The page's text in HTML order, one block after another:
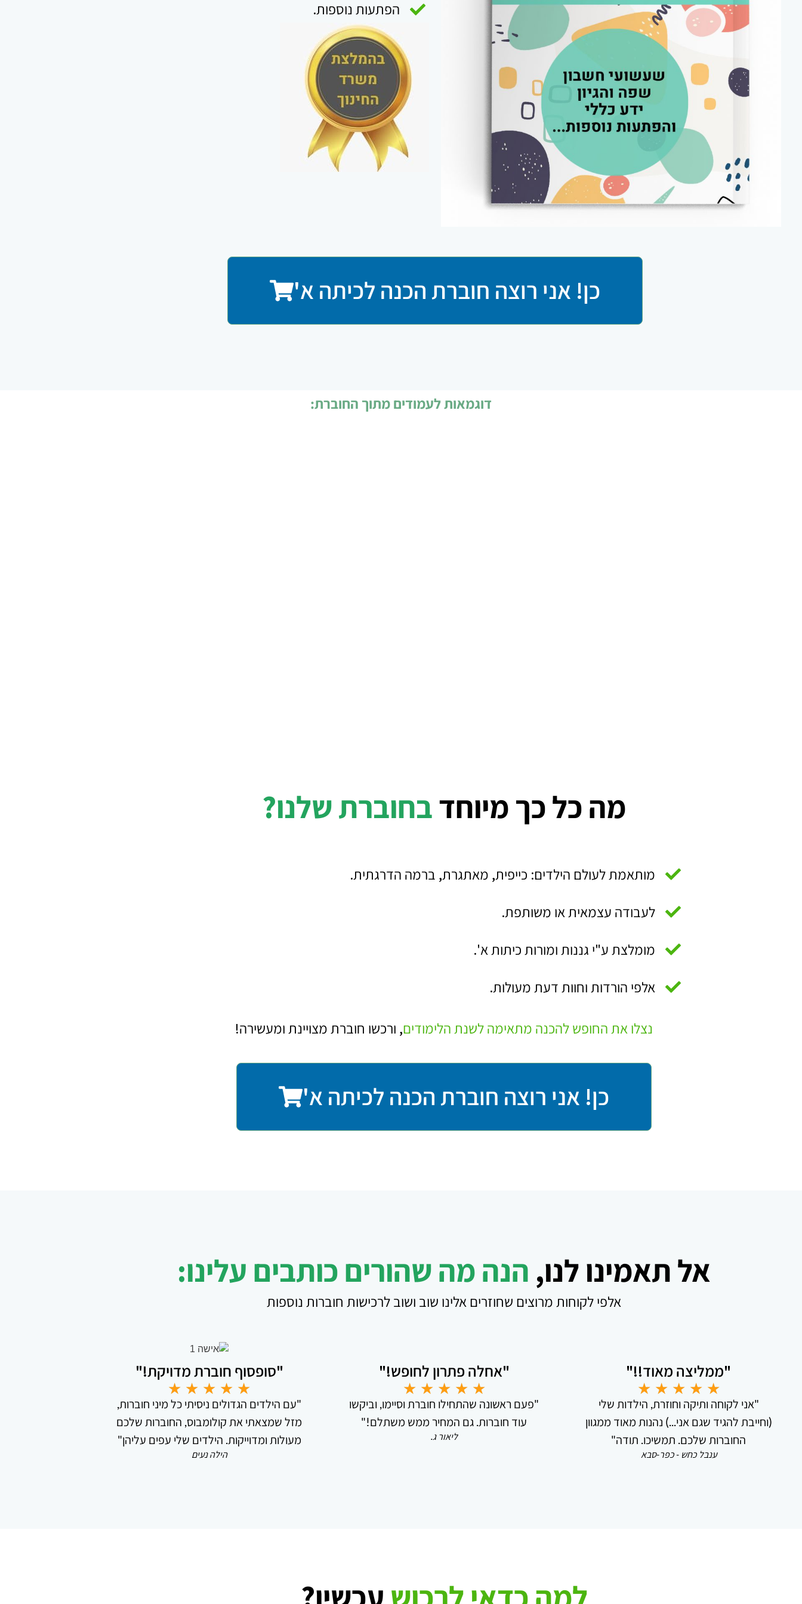
הפתעות נוספות.
כן! אני רוצה חוברת הכנה לכיתה א'
דוגמאות לעמודים מתוך החוברת:
מה כל כך מיוחדבחוברת שלנו?
מותאמת לעולם הילדים: כייפית, מאתגרת, ברמה הדרגתית.
לעבודה עצמאית או משותפת.
מומלצת ע"י גננות ומורות כיתות א'.
אלפי הורדות וחוות דעת מעולות.
נצלו את החופש להכנה מתאימה לשנת הלימודים, ורכשו חוברת מצויינת ומעשירה!
כן! אני רוצה חוברת הכנה לכיתה א'
אל תאמינו לנו, הנה מה שהורים כותבים עלינו:
אלפי לקוחות מרוצים שחוזרים אלינו שוב ושוב לרכישות חוברות נוספות
"ממליצה מאוד!!"
★
★
★
★
★
"אני לקוחה ותיקה וחוזרת, הילדות שלי
(וחייבת להגיד שגם אני...) נהנות מאוד ממגוון
החוברות שלכם. תמשיכו. תודה"
ענבל כחש - כפר-סבא
"אחלה פתרון לחופש!"
★
★
★
★
★
"פעם ראשונה שהתחילו חוברת וסיימו, וביקשו
עוד חוברות. גם המחיר ממש משתלם!"
ליאור ג.
"סופסוף חוברת מדויקת!"
★
★
★
★
★
"עם הילדים הגדולים ניסיתי כל מיני חוברות,
מזל שמצאתי את קולומבוס, החוברות שלכם
מעולות ומדוייקות. הילדים שלי עפים עליהן"
הילה נעים